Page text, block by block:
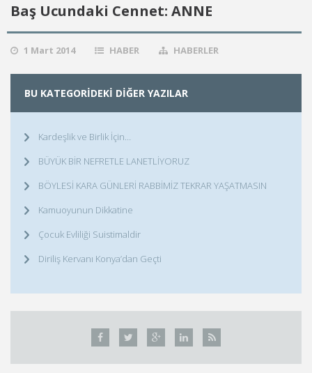
Baş Ucundaki Cennet: ANNE
1 Mart 2014 HABER HABERLER
BU KATEGORIDEKI DIĞER YAZILAR
Kardeşlik ve Birlik İçin…
BÜYÜK BİR NEFRETLE LANETLİYORUZ
BÖYLESİ KARA GÜNLERİ RABBİMİZ TEKRAR YAŞATMASIN
Kamuoyunun Dikkatine
Çocuk Evliliği Suistimaldir
Diriliş Kervanı Konya’dan Geçti